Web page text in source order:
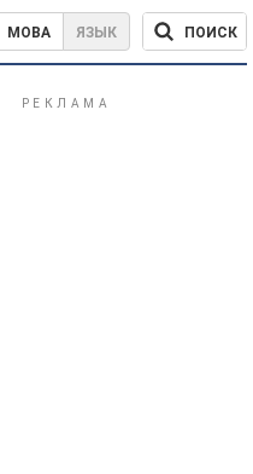
МОВА ЯЗЫК ПОИСК